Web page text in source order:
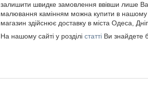
залишити швидке замовлення ввівши лише
малювання камінням можна купити в нашому
магазин здійснює доставку в міста Одеса,
На нашому сайті у розділі статті Ви знайдете